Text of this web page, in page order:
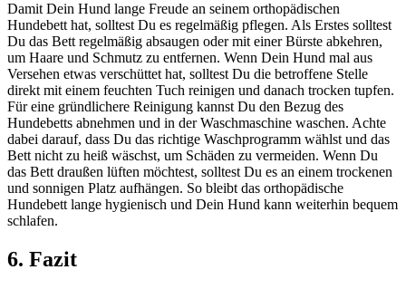
Damit Dein Hund lange Freude an seinem orthopädischen
Hundebett hat, solltest Du es regelmäßig pflegen. Als Erstes solltest
Du das Bett regelmäßig absaugen oder mit einer Bürste abkehren,
um Haare und Schmutz zu entfernen. Wenn Dein Hund mal aus
Versehen etwas verschüttet hat, solltest Du die betroffene Stelle
direkt mit einem feuchten Tuch reinigen und danach trocken tupfen.
Für eine gründlichere Reinigung kannst Du den Bezug des
Hundebetts abnehmen und in der Waschmaschine waschen. Achte
dabei darauf, dass Du das richtige Waschprogramm wählst und das
Bett nicht zu heiß wäschst, um Schäden zu vermeiden. Wenn Du
das Bett draußen lüften möchtest, solltest Du es an einem trockenen
und sonnigen Platz aufhängen. So bleibt das orthopädische
Hundebett lange hygienisch und Dein Hund kann weiterhin bequem
schlafen.
6. Fazit